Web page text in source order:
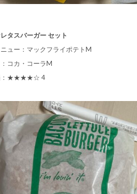
タスバーガー セット
ュー：マックフライポテトM
：コカ・コーラM
：★★★★☆ 4